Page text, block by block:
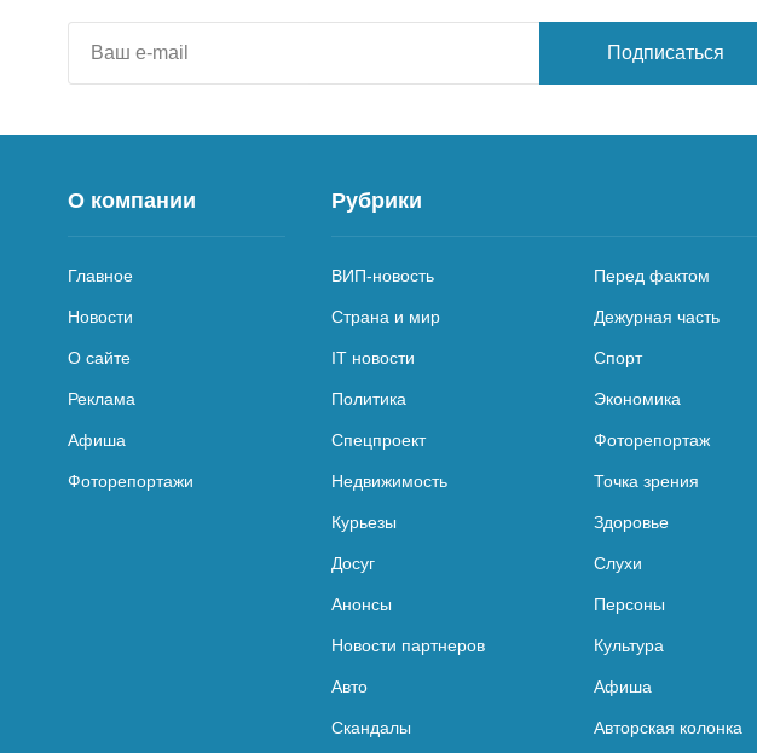
Подписаться
О компании
Главное
Новости
О сайте
Реклама
Афиша
Фоторепортажи
Рубрики
ВИП-новость Перед фактом
Страна и мир Дежурная часть
IT новости Спорт
Политика Экономика
Спецпроект Фоторепортаж
Недвижимость Точка зрения
Курьезы Здоровье
Досуг Слухи
Анонсы Персоны
Новости партнеров Культура
Авто Афиша
Скандалы Авторская колонка